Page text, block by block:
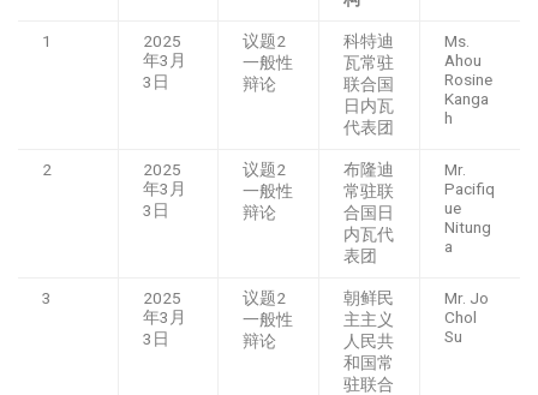
1
2025
年3月
3日
议题2
一般性
辩论
科特迪
瓦常驻
联合国
日内瓦
代表团
Ms.
Ahou
Rosine
Kanga
h
2
2025
年3月
3日
议题2
一般性
辩论
布隆迪
常驻联
合国日
内瓦代
表团
Mr.
Pacifiq
ue
Nitung
a
3
2025
年3月
3日
议题2
一般性
辩论
朝鲜民
主主义
人民共
和国常
驻联合
Mr. Jo
Chol
Su